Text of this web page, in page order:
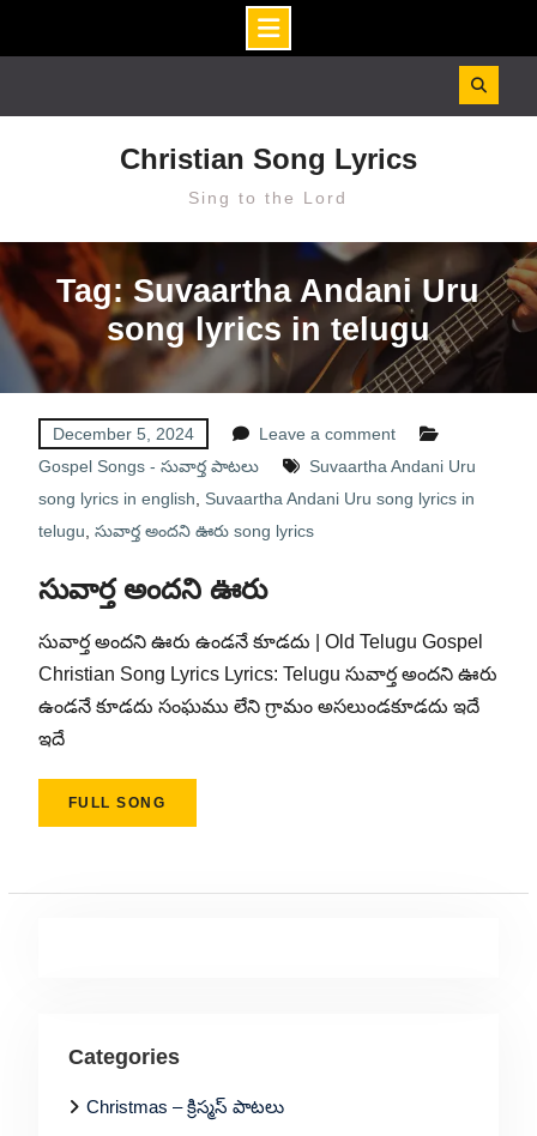
Christian Song Lyrics
Sing to the Lord
Tag: Suvaartha Andani Uru
song lyrics in telugu
December 5, 2024
Leave a comment
Gospel Songs - సువార్త పాటలు
Suvaartha Andani Uru
song lyrics in english
Suvaartha Andani Uru song lyrics in
telugu సువార్త అందని ఊరు song lyrics
సువార్త అందని ఊరు
సువార్త అందని ఊరు ఉండనే కూడదు | Old Telugu Gospel
Christian Song Lyrics Lyrics: Telugu సువార్త అందని ఊరు
ఉండనే కూడదు సంఘము లేని గ్రామం అసలుండకూడదు ఇదే
ఇదే
FULL SONG
Categories
Christmas – క్రిస్మస్ పాటలు